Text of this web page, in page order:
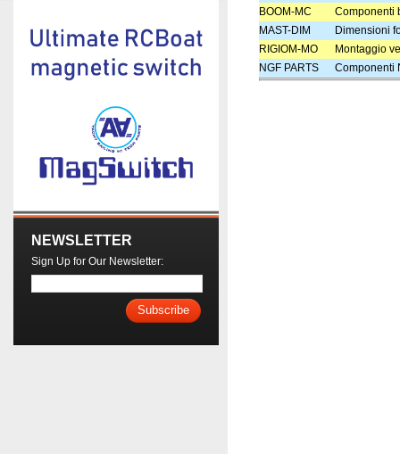
BOOM-MC
Componenti
MAST-DIM
Dimensioni
RIGIOM-MO
Montaggio
NGF PARTS
Componenti
NEWSLETTER
Sign Up for Our Newsletter:
Subscribe